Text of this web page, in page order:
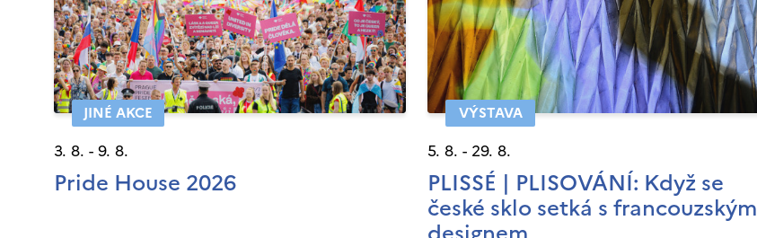
JINÉ AKCE
3. 8. - 9. 8.
Pride House 2026
VÝSTAVA
5. 8. - 29. 8.
PLISSÉ | PLISOVÁNÍ: Když se
české sklo setká s francouzským